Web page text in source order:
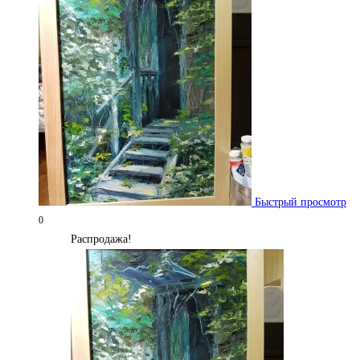
Быстрый просмотр
0
Распродажа!